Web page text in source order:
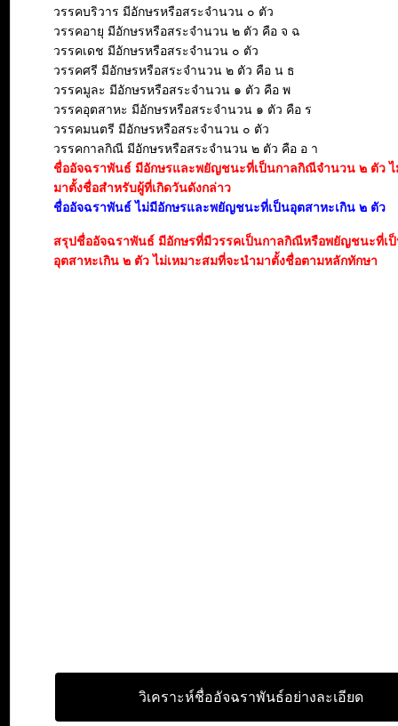
วรรคบริวาร มีอักษรหรือสระจำนวน ๐ ตัว
วรรคอายุ มีอักษรหรือสระจำนวน ๒ ตัว คือ จ ฉ
วรรคเดช มีอักษรหรือสระจำนวน ๐ ตัว
วรรคศรี มีอักษรหรือสระจำนวน ๒ ตัว คือ น ธ
วรรคมูละ มีอักษรหรือสระจำนวน ๑ ตัว คือ พ
วรรคอุตสาหะ มีอักษรหรือสระจำนวน ๑ ตัว คือ ร
วรรคมนตรี มีอักษรหรือสระจำนวน ๐ ตัว
วรรคกาลกิณี มีอักษรหรือสระจำนวน ๒ ตัว คือ อ า
ชื่ออัจฉราพันธ์ มีอักษรและพยัญชนะที่เป็นกาลกิณีจำนวน ๒ ตัว
มาตั้งชื่อสำหรับผู้ที่เกิดวันดังกล่าว
ชื่ออัจฉราพันธ์ ไม่มีอักษรและพยัญชนะที่เป็นอุตสาหะเกิน ๒ ตัว
สรุปชื่ออัจฉราพันธ์ มีอักษรที่มีวรรคเป็นกาลกิณีหรือพยัญชนะที่เ
อุตสาหะเกิน ๒ ตัว ไม่เหมาะสมที่จะนำมาตั้งชื่อตามหลักทักษา
วิเคราะห์ชื่ออัจฉราพันธ์อย่างละเอียด